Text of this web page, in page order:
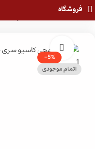
فروشگاه
»
-5%
اتمام موجودی
بزرگنمایی تصویر